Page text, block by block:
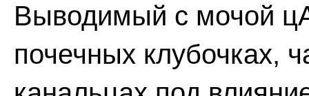
Выводимый с мочой
почечных клубочках,